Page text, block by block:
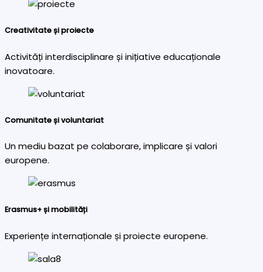
Creativitate și proiecte
Activități interdisciplinare și inițiative educaționale
inovatoare.
Comunitate și voluntariat
Un mediu bazat pe colaborare, implicare și valori
europene.
Erasmus+ și mobilități
Experiențe internaționale și proiecte europene.